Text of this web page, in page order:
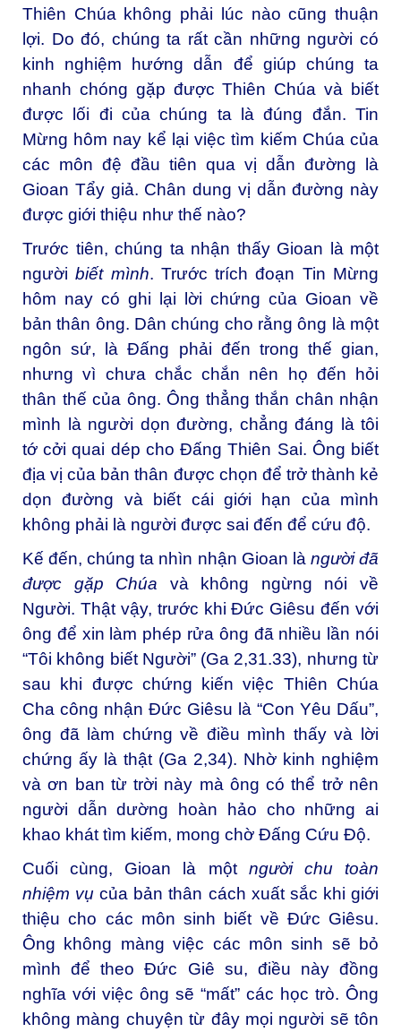
Thiên Chúa không phải lúc nào cũng thuận
lợi. Do đó, chúng ta rất cần những người có
kinh nghiệm hướng dẫn để giúp chúng ta
nhanh chóng gặp được Thiên Chúa và biết
được lối đi của chúng ta là đúng đắn. Tin
Mừng hôm nay kể lại việc tìm kiếm Chúa của
các môn đệ đầu tiên qua vị dẫn đường là
Gioan Tẩy giả. Chân dung vị dẫn đường này
được giới thiệu như thế nào?
Trước tiên, chúng ta nhận thấy Gioan là một
ngườibiết mình. Trước trích đoạn Tin Mừng
hôm nay có ghi lại lời chứng của Gioan về
bản thân ông. Dân chúng cho rằng ông là một
ngôn sứ, là Đấng phải đến trong thế gian,
nhưng vì chưa chắc chắn nên họ đến hỏi
thân thế của ông. Ông thẳng thắn chân nhận
mình là người dọn đường, chẳng đáng là tôi
tớ cởi quai dép cho Đấng Thiên Sai. Ông biết
địa vị của bản thân được chọn để trở thành kẻ
dọn đường và biết cái giới hạn của mình
không phải là người được sai đến để cứu độ.
Kế đến, chúng ta nhìn nhận Gioan là người đã
được gặp Chúa và không ngừng nói về
Người. Thật vậy, trước khi Đức Giêsu đến với
ông để xin làm phép rửa ông đã nhiều lần nói
“Tôi không biết Người” (Ga 2,31.33), nhưng từ
sau khi được chứng kiến việc Thiên Chúa
Cha công nhận Đức Giêsu là “Con Yêu Dấu”,
ông đã làm chứng về điều mình thấy và lời
chứng ấy là thật (Ga 2,34). Nhờ kinh nghiệm
và ơn ban từ trời này mà ông có thể trở nên
người dẫn dường hoàn hảo cho những ai
khao khát tìm kiếm, mong chờ Đấng Cứu Độ.
Cuối cùng, Gioan là một người chu toàn
nhiệm vụ của bản thân cách xuất sắc khi giới
thiệu cho các môn sinh biết về Đức Giêsu.
Ông không màng việc các môn sinh sẽ bỏ
mình để theo Đức Giê su, điều này đồng
nghĩa với việc ông sẽ “mất” các học trò. Ông
không màng chuyện từ đây mọi người sẽ tôn